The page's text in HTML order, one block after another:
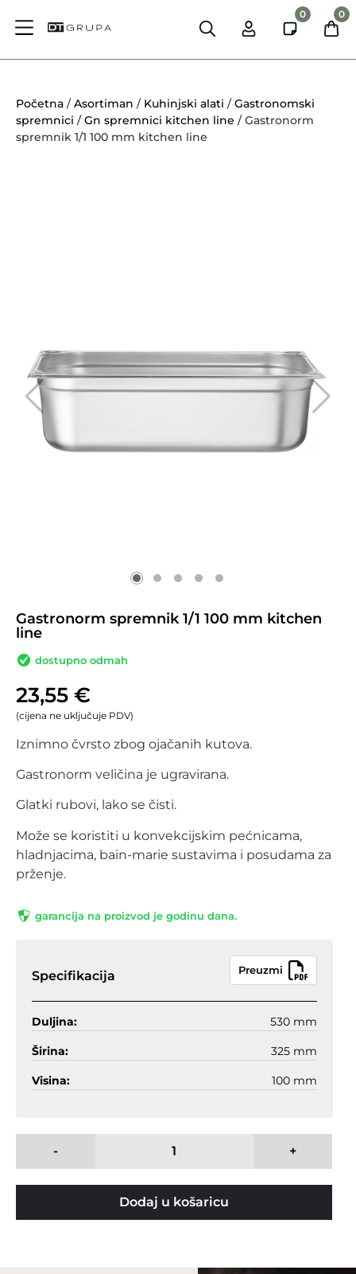
0 0
Početna /Asortiman / Kuhinjski alati /Gastronomski
spremnici /Gn spremnici kitchen line / Gastronorm
spremnik 1/1 100 mm kitchen line
Gastronorm spremnik 1/1 100 mm kitchen
line
dostupno odmah
23,55 €
(cijena ne uključuje PDV)
Iznimno čvrsto zbog ojačanih kutova.
Gastronorm veličina je ugravirana.
Glatki rubovi, lako se čisti.
Može se koristiti u konvekcijskim pećnicama,
hladnjacima, bain-marie sustavima i posudama za
prženje.
garancija na proizvod je godinu dana.
Specifikacija Preuzmi
Duljina: 530 mm
Širina: 325 mm
Visina: 100 mm
- +
Dodaj u košaricu